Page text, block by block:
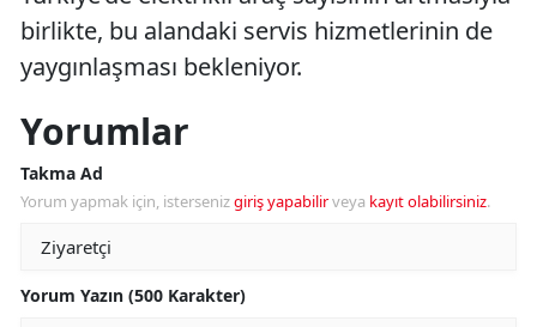
birlikte, bu alandaki servis hizmetlerinin de
yaygınlaşması bekleniyor.
Yorumlar
Takma Ad
Yorum yapmak için, istersenizgiriş yapabilirveya kayıt olabilirsiniz.
Yorum Yazın (500 Karakter)